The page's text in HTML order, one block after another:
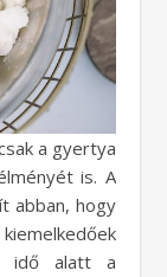
a gyertya
is. A
abban, hogy
idő alatt a